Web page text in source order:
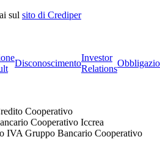
sul sito di Crediper
Disconoscimento
Investor
Relations
Cooperativo
Cooperativo Iccrea
IVA Gruppo Bancario Cooperativo